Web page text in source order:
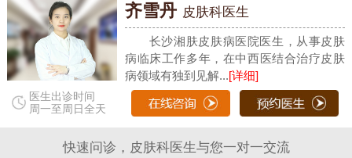
医生出诊时间
周一至周日全天
齐雪丹 皮肤科医生
长沙湘肤皮肤病医院医生，从事皮肤
病临床工作多年，在中西医结合治疗皮肤
病领域有独到见解...[详细]
快速问诊，皮肤科医生与您一对一交流